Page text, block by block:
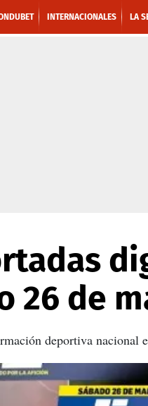
INTERNACIONALES LA
26 de
deportiva nacional